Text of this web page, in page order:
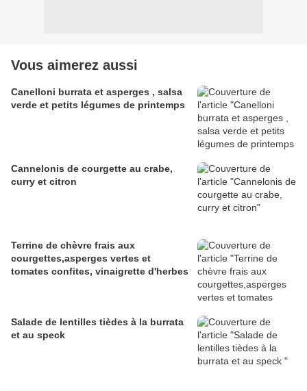
Vous aimerez aussi
Canelloni burrata et asperges , salsa
verde et petits légumes de printemps
Cannelonis de courgette au crabe,
curry et citron
Terrine de chèvre frais aux
courgettes,asperges vertes et
tomates confites, vinaigrette d'herbes
Salade de lentilles tièdes à la burrata
et au speck